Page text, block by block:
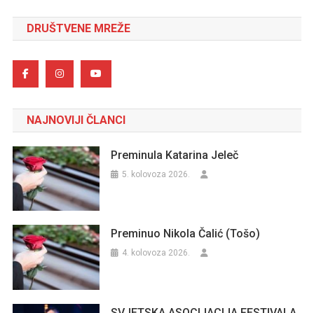
DRUŠTVENE MREŽE
NAJNOVIJI ČLANCI
Preminula Katarina Jeleč
5. kolovoza 2026.
Preminuo Nikola Čalić (Tošo)
4. kolovoza 2026.